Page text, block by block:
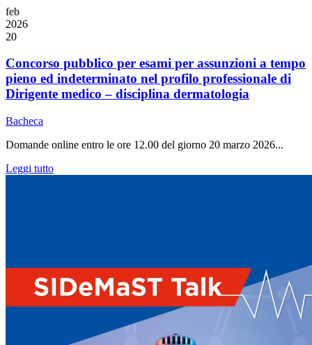
feb
2026
20
Concorso pubblico per esami per assunzioni a tempo
pieno ed indeterminato nel profilo professionale di
Dirigente medico – disciplina dermatologia
Bacheca
Domande online entro le ore 12.00 del giorno 20 marzo 2026...
Leggi tutto